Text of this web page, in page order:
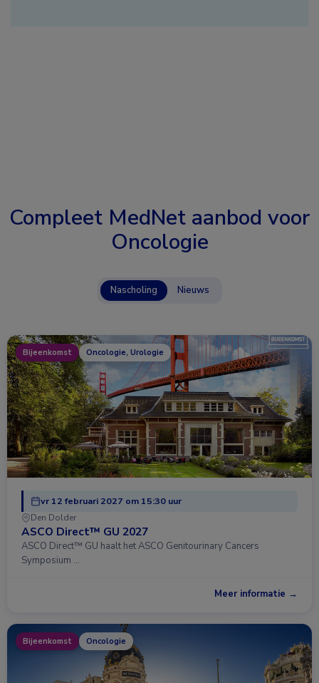
Compleet MedNet aanbod voor
Oncologie
Nascholing Nieuws
Bijeenkomst Oncologie, Urologie
vr 12 februari 2027 om 15:30 uur
Den Dolder
ASCO Direct™ GU 2027
ASCO Direct™ GU haalt het ASCO Genitourinary Cancers
Symposium …
Meer informatie →
Bijeenkomst Oncologie